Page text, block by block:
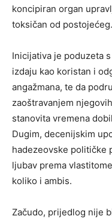
koncipiran organ
toksičan od postojećeg.
Inicijativa je poduzeta
izdaju kao koristan i
angažmana, te da
zaoštravanjem
stanovita vremena
Dugim, decenijskim
hadezeovske političke
ljubav prema
koliko i ambis.
Začudo, prijedlog nije